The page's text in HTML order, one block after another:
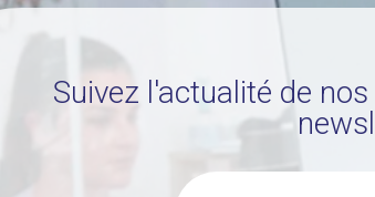
Suivez l'actualité de